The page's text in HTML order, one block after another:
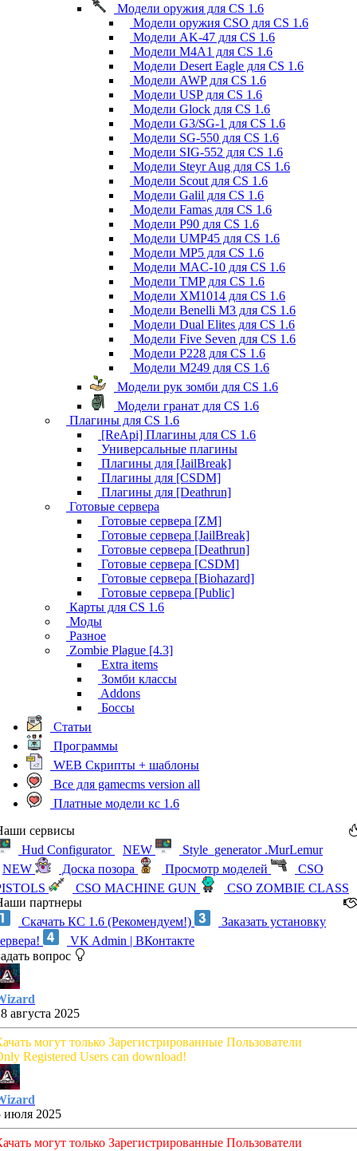
Модели оружия для CS 1.6
Модели оружия CSO для CS 1.6
Модели AK-47 для CS 1.6
Модели M4A1 для CS 1.6
Модели Desert Eagle для CS 1.6
Модели AWP для CS 1.6
Модели USP для CS 1.6
Модели Glock для CS 1.6
Модели G3/SG-1 для CS 1.6
Модели SG-550 для CS 1.6
Модели SIG-552 для CS 1.6
Модели Steyr Aug для CS 1.6
Модели Scout для CS 1.6
Модели Galil для CS 1.6
Модели Famas для CS 1.6
Модели P90 для CS 1.6
Модели UMP45 для CS 1.6
Модели MP5 для CS 1.6
Модели MAC-10 для CS 1.6
Модели TMP для CS 1.6
Модели XM1014 для CS 1.6
Модели Benelli M3 для CS 1.6
Модели Dual Elites для CS 1.6
Модели Five Seven для CS 1.6
Модели P228 для CS 1.6
Модели M249 для CS 1.6
Модели рук зомби для CS 1.6
Модели гранат для CS 1.6
Плагины для CS 1.6
[ReApi] Плагины для CS 1.6
Универсальные плагины
Плагины для [JailBreak]
Плагины для [CSDM]
Плагины для [Deathrun]
Готовые сервера
Готовые сервера [ZM]
Готовые сервера [JailBreak]
Готовые сервера [Deathrun]
Готовые сервера [CSDM]
Готовые сервера [Biohazard]
Готовые сервера [Public]
Карты для CS 1.6
Моды
Разное
Zombie Plague [4.3]
Extra items
Зомби классы
Addons
Боссы
Статьи
Программы
WEB Скрипты + шаблоны
Все для gamecms version all
Платные модели кс 1.6
сервисы
Hud Configurator
NEW
Style_generator .MurLemur
NEW
Доска позора Просмотр моделей
CSO
CSO MACHINE GUN
CSO ZOMBIE CLASS
партнеры
Скачать КС 1.6 (Рекомендуем!)
Заказать установку
VK Admin | ВКонтакте
вопрос
августа 2025
могут только Зарегистрированные Пользователи
Registered Users can download!
июля 2025
могут только Зарегистрированные Пользователи